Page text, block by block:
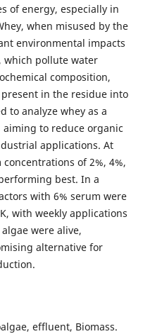
of energy, especially in
when misused by the
environmental impacts
which pollute water
composition,
in the residue into
to analyze whey as a
to reduce organic
applications. At
of 2%, 4%,
best. In a
with 6% serum were
with weekly applications
were alive,
alternative for
effluent, Biomass.